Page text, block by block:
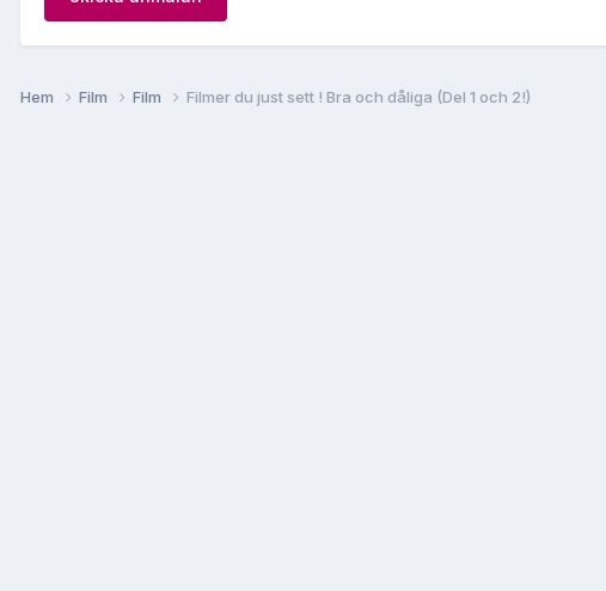
Hem Film Film Filmer du just sett ! Bra och dåliga (Del 1 och 2!)